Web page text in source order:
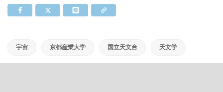
宇宙 京都産業大学 国立天文台 天文学